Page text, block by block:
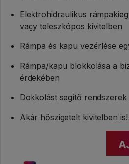
Elektrohidraulikus
vagy teleszkópos kivitelben
Rámpa és kapu vezérlése
Rámpa/kapu blokkolása a
érdekében
Dokkolást segítő rendszerek
Akár hőszigetelt kivitelben is!